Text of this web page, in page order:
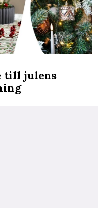
till julens